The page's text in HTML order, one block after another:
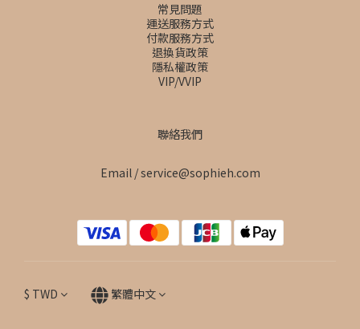
常見問題
運送服務方式
付款服務方式
退換貨政策
隱私權政策
VIP/VVIP
聯絡我們
Email / service@sophieh.com
$ TWD 繁體中文